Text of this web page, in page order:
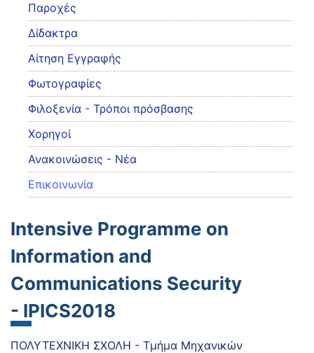
Παροχές
Δίδακτρα
Αίτηση Εγγραφής
Φωτογραφίες
Φιλοξενία - Τρόποι πρόσβασης
Χορηγοί
Ανακοινώσεις - Νέα
Επικοινωνία
Intensive Programme on
Information and
Communications Security
- IPICS2018
ΠΟΛΥΤΕΧΝΙΚΗ ΣΧΟΛΗ - Τμήμα Μηχανικών